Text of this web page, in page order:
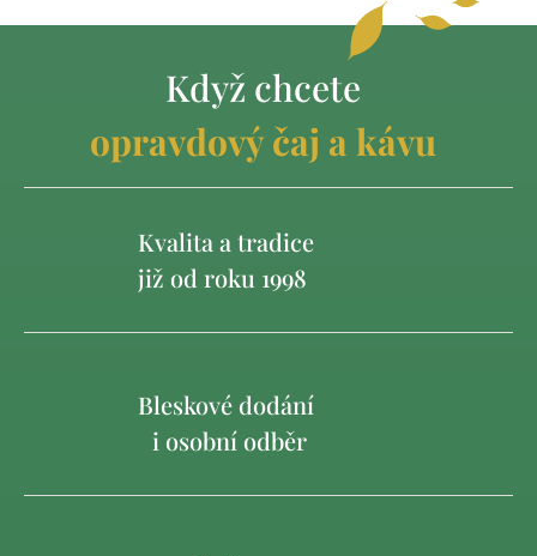
Když chcete
opravdový čaj a kávu
Kvalita a tradice
již od roku 1998
Bleskové dodání
i osobní odběr